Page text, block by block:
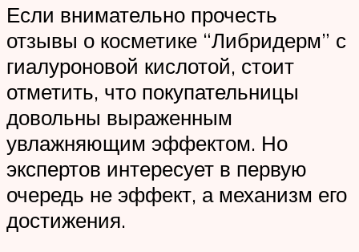
Если внимательно прочесть
отзывы о косметике “Либридерм” с
гиалуроновой кислотой, стоит
отметить, что покупательницы
довольны выраженным
увлажняющим эффектом. Но
экспертов интересует в первую
очередь не эффект, а механизм его
достижения.